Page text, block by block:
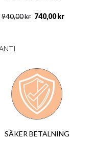
kr
940,00 kr
740,00
SÄKER BETALNING